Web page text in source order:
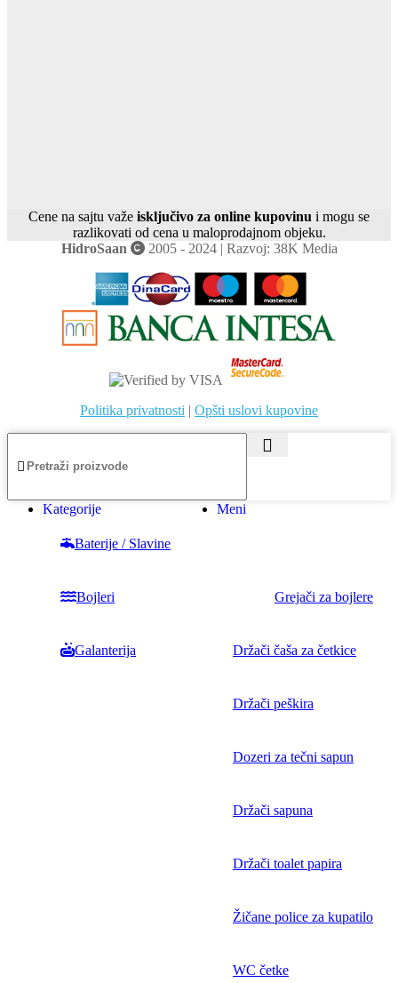
Cene na sajtu važe isključivo za online kupovinu i mogu se
razlikovati od cena u maloprodajnom objeku.
HidroSaan
2005 - 2024 | Razvoj: 38K Media
Politika privatnosti | Opšti uslovi kupovine
Meni
Kategorije
Baterije / Slavine
Bojleri Grejači za bojlere
Galanterija Držači čaša za četkice
Držači peškira
Dozeri za tečni sapun
Držači sapuna
Držači toalet papira
Žičane police za kupatilo
WC četke